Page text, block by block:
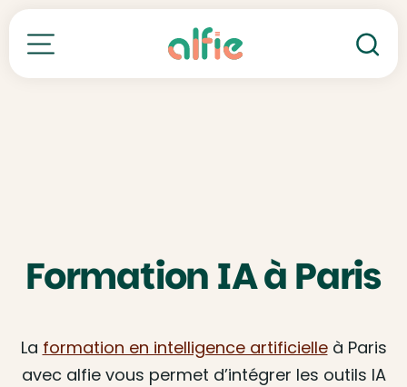
Toutes nos formations
Formation IA à Paris
La formation en intelligence artificielleà Paris
avec alfie vous permet d’intégrer les outils IA